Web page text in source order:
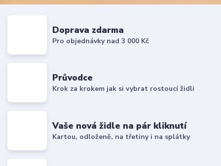
Doprava zdarma
Pro objednávky nad 3 000 Kč
Průvodce
Krok za krokem jak si vybrat rostoucí židli
Vaše nová židle na pár kliknutí
Kartou, odloženě, na třetiny i na splátky